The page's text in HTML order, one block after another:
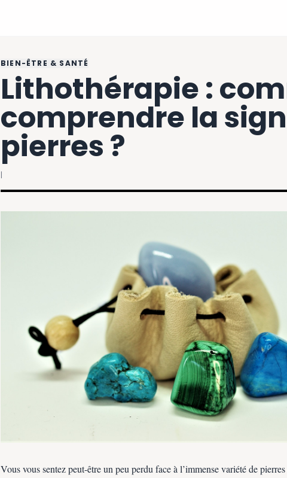
BIEN-ÊTRE & SANTÉ
Lithothérapie :
comprendre la
pierres ?
|
Vous vous sentez peut-être un peu perdu face à l’immense variété de